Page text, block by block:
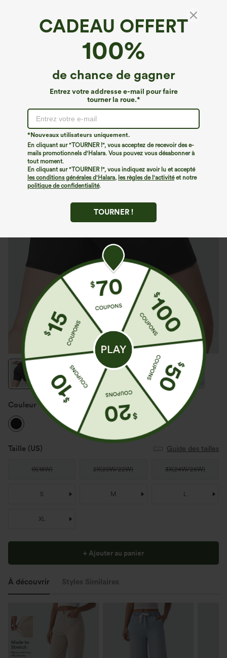
CADEAU OFFERT
100%
de chance de gagner
Entrez votre addresse e-mail pour faire
tourner la roue.*
*Nouveaux utilisateurs uniquement.
En cliquant sur "TOURNER !", vous acceptez de recevoir des e-
mails promotionnels d'Halara. Vous pouvez vous désabonner à
tout moment.
En cliquant sur "TOURNER !", vous indiquez avoir lu et accepté
les conditions générales d'Halara, les règles de l'activitéet notre
politique de confidentialité.
TOURNER !
Shorts de cyclisme 6'' grande taille, taille
haute, avec poches, style yoga
€26,95 EUR
Couleur Noir
Taille (US) Guide des tailles
1X(18W) 2X(20W/22W) 3X(24W/26W)
S M L
XL
+ Ajouter au panier
À découvrir Styles Similaires